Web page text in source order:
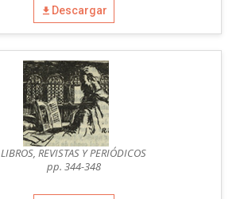
Descargar
LIBROS, REVISTAS Y PERIÓDICOS
pp. 344-348